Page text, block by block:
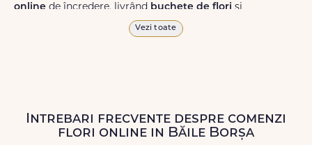
online de încredere, livrând buchete de flori și
de calitate superioară în Băile Borșa
Livrăm buchete de florichiar și înweekend, pentru ca tu
Vezi toate
Intrebari frecvente despre comenzi
flori online in Băile Borșa